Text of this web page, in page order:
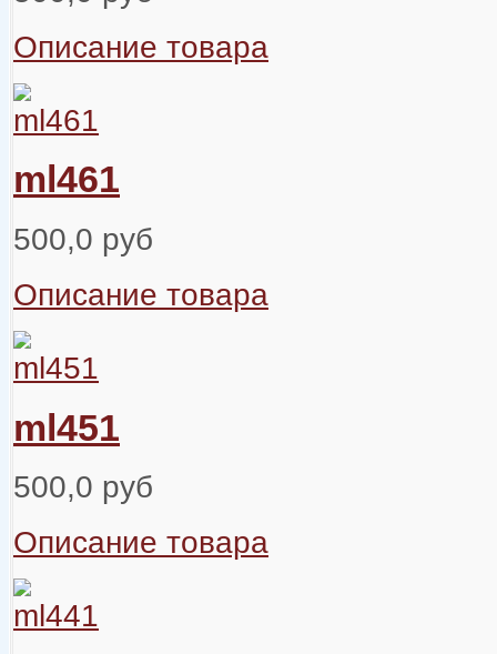
Описание товара
ml461
500,0 руб
Описание товара
ml451
500,0 руб
Описание товара